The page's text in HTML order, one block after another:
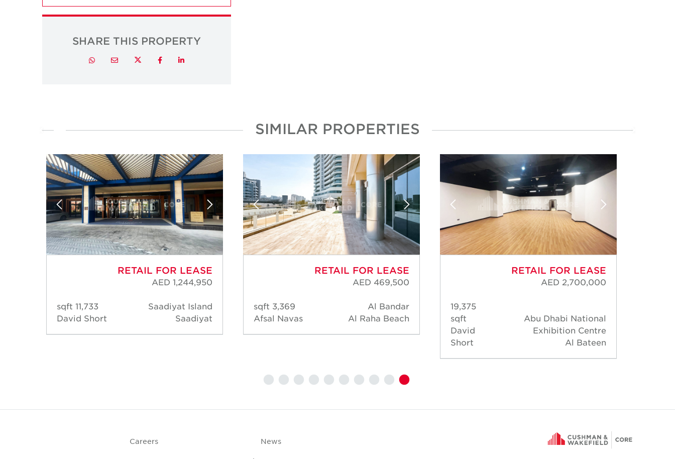
SHARE THIS PROPERTY
LinkedIn
Facebook
Twitter
Email
Whatsapp
SIMILAR PROPERTIES
RETAIL FOR LEASE
AED 2,700,000
Abu Dhabi National
Exhibition Centre
Al Bateen
19,375
sqft
David
Short
RETAIL FOR LEASE
AED 469,500
Al Bandar
Al Raha Beach
3,369 sqft
Afsal Navas
RETAIL FOR LEASE
AED 1,244,950
Saadiyat Island
Saadiyat
11,733 sqft
David Short
News
Careers